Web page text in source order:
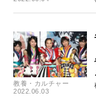
教養・カルチャー
2022.06.03